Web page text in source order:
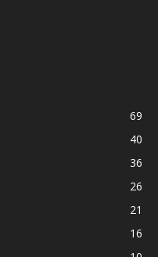
69
40
36
26
21
16